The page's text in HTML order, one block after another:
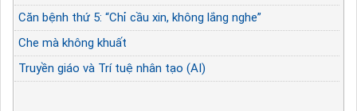
Căn bệnh thứ 5: “Chỉ cầu xin, không lắng nghe”
Che mà không khuất
Truyền giáo và Trí tuệ nhân tạo (AI)